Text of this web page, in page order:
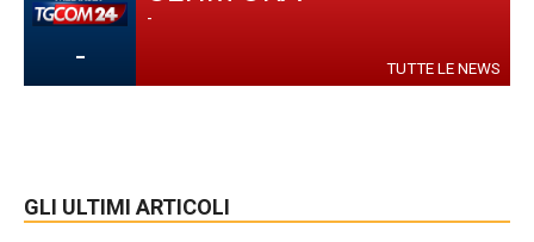
-
-
TUTTE LE NEWS
GLI ULTIMI ARTICOLI